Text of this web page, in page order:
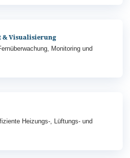
& Visualisierung
Monitoring und
Heizungs-, Lüftungs- und